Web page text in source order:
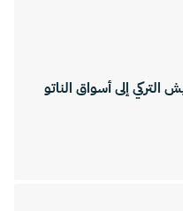
إلى أسواق الناتو